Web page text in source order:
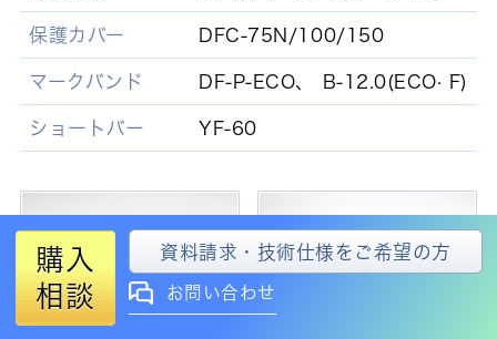
購入
相談
資料請求・技術仕様をご希望の方
お問い合わせ
保護カバー DFC-75N/100/150
マークバンド DF-P-ECO、 B-12.0(ECO· F)
ショートバー YF-60